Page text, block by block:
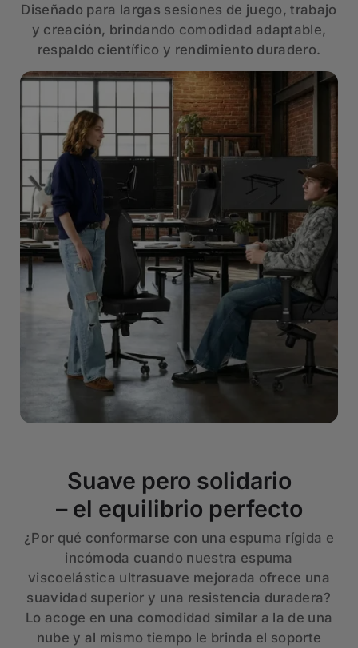
Diseñado para largas sesiones de juego, trabajo
y creación, brindando comodidad adaptable,
respaldo científico y rendimiento duradero.
Suave pero solidario
– el equilibrio perfecto
¿Por qué conformarse con una espuma rígida e
incómoda cuando nuestra espuma
viscoelástica ultrasuave mejorada ofrece una
suavidad superior y una resistencia duradera?
Lo acoge en una comodidad similar a la de una
nube y al mismo tiempo le brinda el soporte